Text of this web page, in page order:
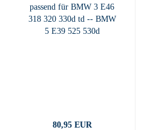
passend für BMW 3 E46
318 320 330d td -- BMW
5 E39 525 530d
80,95 EUR